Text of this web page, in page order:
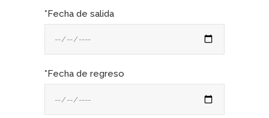
*Fecha de salida
*Fecha de regreso